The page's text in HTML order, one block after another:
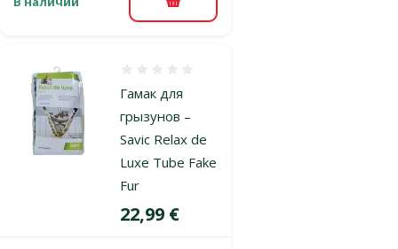
В корзину
Гамак для
грызунов –
Savic Relax de
Luxe Tube Fake
Fur
Цена
22,99 €